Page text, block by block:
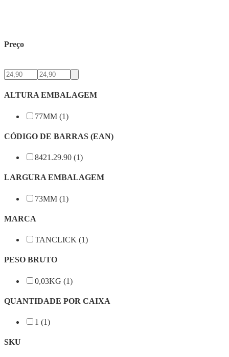
Preço
ALTURA EMBALAGEM
77MM (1)
CÓDIGO DE BARRAS (EAN)
8421.29.90 (1)
LARGURA EMBALAGEM
73MM (1)
MARCA
TANCLICK (1)
PESO BRUTO
0,03KG (1)
QUANTIDADE POR CAIXA
1 (1)
SKU